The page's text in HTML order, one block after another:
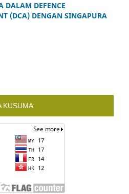
DALAM DEFENCE
(DCA) DENGAN SINGAPURA
KUSUMA